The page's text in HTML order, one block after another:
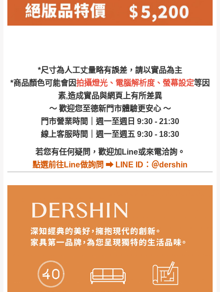
*尺寸為人工丈量略有誤差，請以實品為主
*商品顏色可能會因拍攝燈光、電腦解析度、螢幕設定等因
素,造成實品與網頁上有所差異
～ 歡迎您至德新門市體驗更安心 ～
門市營業時間｜週一至週日 9:30 - 21:30
線上客服時間｜週一至週五 9:30 - 18:30
若您有任何疑問，歡迎加Line或來電洽詢。
點選前往Line做詢問 ⮕ LINE ID：＠dershin
NT$500元
＊A108產品另收運費
NT$500元
＊A108產品另收運費
安鄉、大湖鄉、頭
屋、獅潭鄉
配送天數：5~14天
到貨時間：指定送貨日當天以電話聯絡確認
｜周（一）配送部門固定公休無送貨｜
台北市、新北市地區固定每周(三)、(日)兩天收送貨
暫無配送地區：彰化、南投、雲林、嘉義、台南、高
雄、屏東、宜蘭、 花蓮、台東、金門、馬祖、澎湖地區
（可於LINE線上詢問 →@dershin）
加收說明
天在家等貨，以節省您的寶貴時間。
由於百貨公司配送較為不易，故暫無法配送
發票寄送：
若您選擇三聯式或索取兩聯式發票，發票將於商品
完成出貨15個工作天另行寄出，另外約加上2~7個
工作天內送達，如遇國定假日將順延寄送。
退換貨說明：
若收到不良品，請於到貨日起七日內通知本
公司客服人員，我們將為您更換新品，運費
皆由本站負責，所有退回及換貨之商品必須
是全新狀態且完整包裝，床墊、床包、枕頭
包裝、廠商紙及所有附隨文件或資料之完整
貨。
由於透過電腦螢幕選購商品，可能會因個人
電腦螢幕的設定色差或解析度等因素， 與實
際商品的顏色、質感稍有不同，如因此而需
退換貨，
需自付來回運費及人資成本，請您